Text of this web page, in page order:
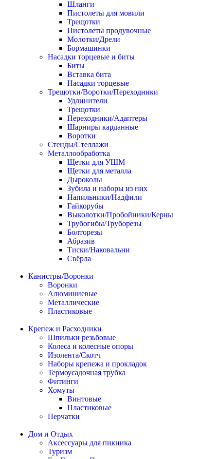
Шланги
Пистолеты для мовили
Трещотки
Пистолеты продувочные
Молотки/Дрели
Бормашинки
Насадки торцевые и биты
Биты
Вставка бита
Насадки торцевые
Трещотки/Воротки/Переходники
Удлинители
Трещотки
Переходники/Адаптеры
Шарниры карданные
Воротки
Стенды/Стеллажи
Металлообработка
Щетки для УШМ
Щетки для металла
Дыроколы
Зубила и наборы из них
Напильники/Надфили
Гайкорубы
Выколотки/Пробойники/Керны
Трубогибы/Труборезы
Болторезы
Абразив
Тиски/Наковальни
Свёрла
Канистры/Воронки
Воронки
Алюминиевые
Металлические
Пластиковые
Крепеж и Расходники
Шпильки резьбовые
Колеса и колесные опоры
Изолента/Скотч
Наборы крепежа и прокладок
Термоусадочная трубка
Фитинги
Хомуты
Винтовые
Пластиковые
Перчатки
Дом и Отдых
Аксессуары для пикника
Туризм